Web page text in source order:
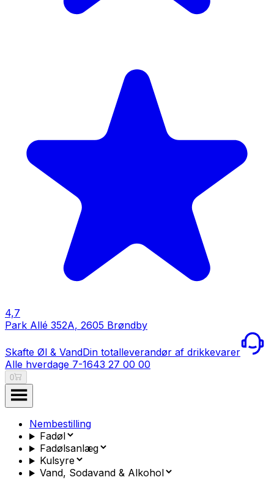
4,7
Park Allé 352A, 2605 Brøndby
Skafte Øl & VandDin totalleverandør af drikkevarer
Alle hverdage 7-1643 27 00 00
0
Nembestilling
Fadøl
Fadølsanlæg
Kulsyre
Vand, Sodavand & Alkohol